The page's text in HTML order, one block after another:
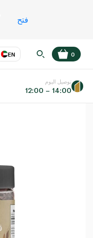
فتح
EN
عر
0
توصيل اليوم
12:00 – 14:00